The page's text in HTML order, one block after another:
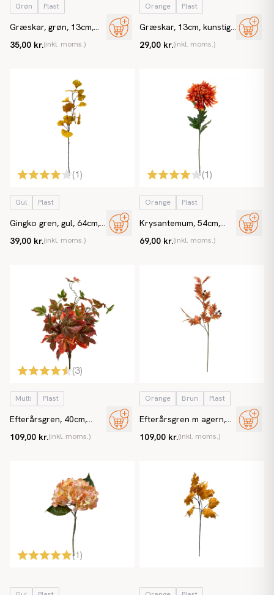
Grøn Plast
Græskar, grøn, 13cm,
35,00 kr.(inkl. moms.)
Orange Plast
Græskar, 13cm, kunstig
29,00 kr.(inkl. moms.)
(1)
Gul Plast
Gingko gren, gul, 64cm,
39,00 kr.(inkl. moms.)
(1)
Orange Plast
Krysantemum, 54cm,
Chrysanthemum, kunstig
69,00 kr.(inkl. moms.)
(3)
Multi Plast
Efterårsgren, 40cm,
109,00 kr.(inkl. moms.)
Orange Brun Plast
Efterårsgren m agern,
109,00 kr.(inkl. moms.)
(1)